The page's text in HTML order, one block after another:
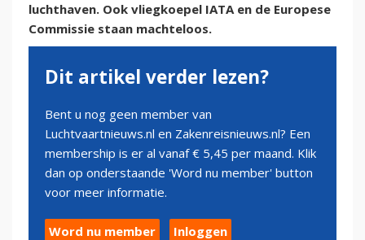
luchthaven. Ook vliegkoepel IATA en de Europese
Commissie staan machteloos.
Dit artikel verder lezen?
Bent u nog geen member van
Luchtvaartnieuws.nl en Zakenreisnieuws.nl? Een
membership is er al vanaf € 5,45 per maand. Klik
dan op onderstaande 'Word nu member' button
voor meer informatie.
Word nu member Inloggen